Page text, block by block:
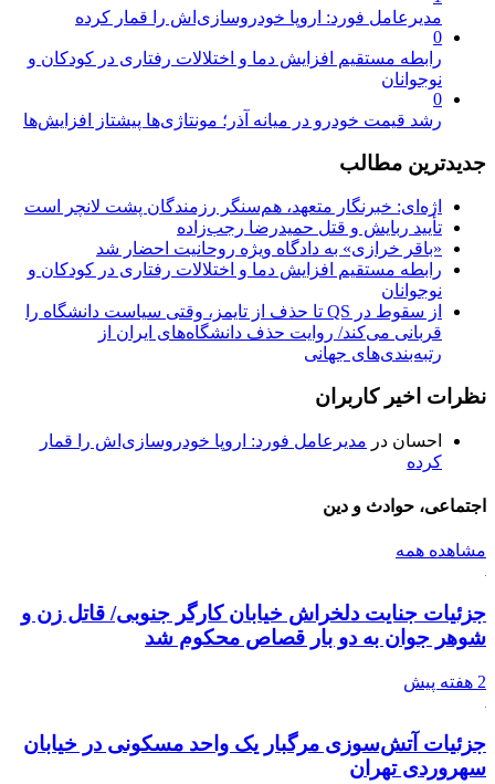
مدیرعامل فورد: اروپا خودروسازی‌اش را قمار کرده
0
رابطه مستقیم افزایش دما و اختلالات رفتاری در کودکان و
نوجوانان
0
رشد قیمت خودرو در میانه آذر؛ مونتاژی‌ها پیشتاز افزایش‌ها
جدیدترین مطالب
اژه‌ای: خبرنگار متعهد، هم‌سنگر رزمندگان پشت لانچر است
تأیید ربایش و قتل حمیدرضا رجب‌زاده
«باقر خرازی» به دادگاه ویژه روحانیت احضار شد
رابطه مستقیم افزایش دما و اختلالات رفتاری در کودکان و
نوجوانان
از سقوط در QS تا حذف از تایمز، وقتی سیاست دانشگاه را
قربانی می‌کند/ روایت حذف دانشگاه‌های ایران از
رتبه‌بندی‌های جهانی
نظرات اخیر کاربران
احسان در مدیرعامل فورد: اروپا خودروسازی‌اش را قمار
کرده
اجتماعی، حوادث و دین
مشاهده همه
جزئیات جنایت دلخراش خیابان کارگر جنوبی/ قاتل زن و
شوهر جوان به دو بار قصاص محکوم شد
2 هفته پیش
جزئیات آتش‌سوزی مرگبار یک واحد مسکونی در خیابان
سهروردی تهران